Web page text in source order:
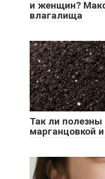
и женщин?
влагалища
Так ли
марганцовкой